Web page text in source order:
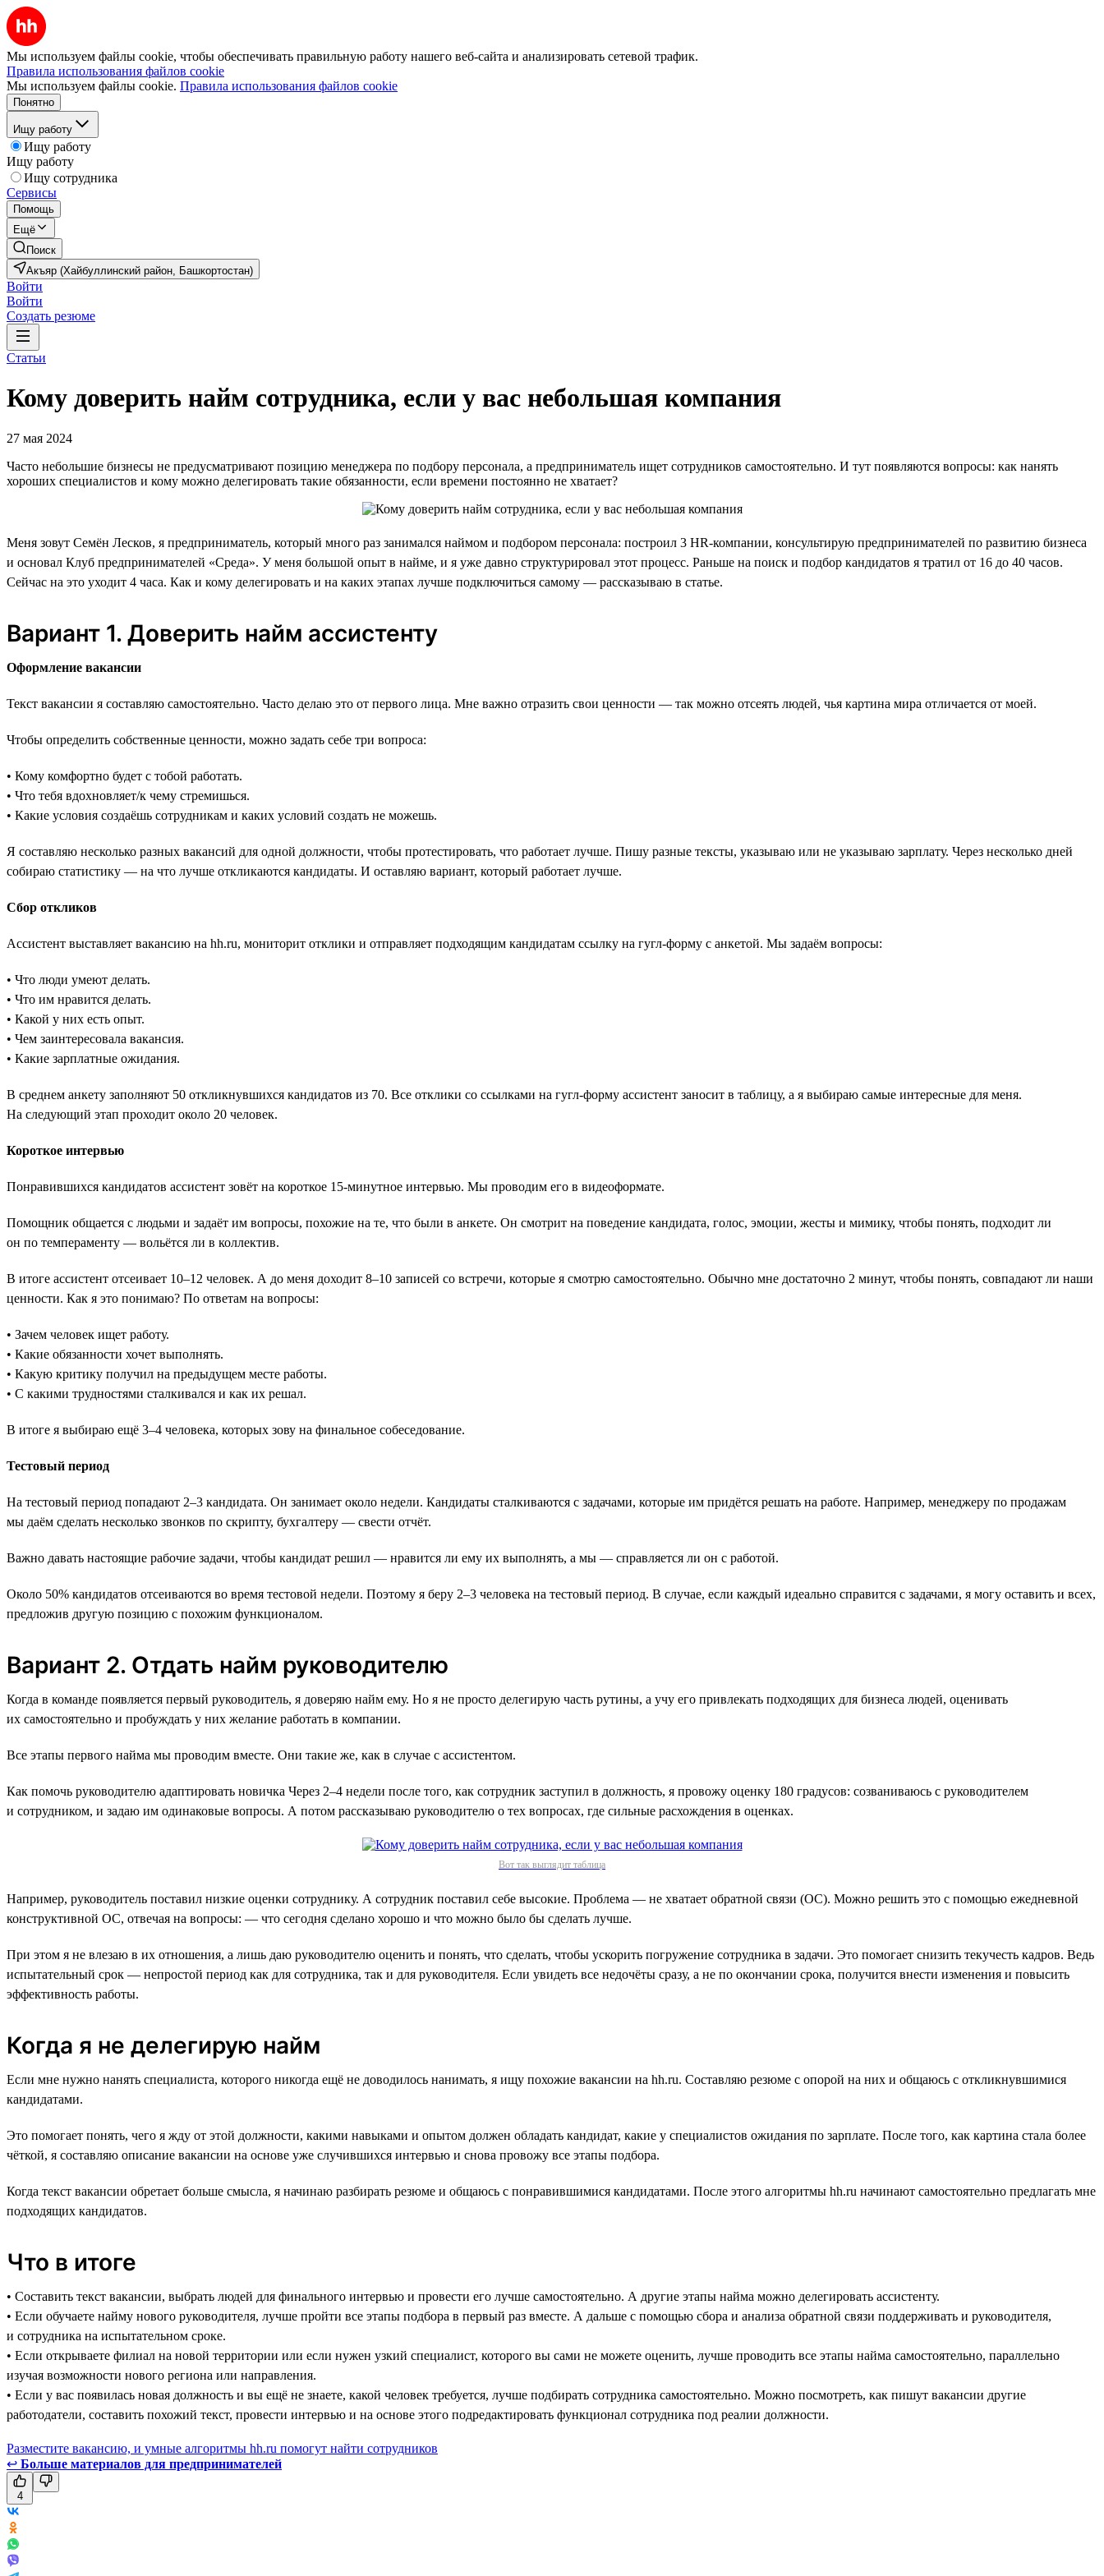
Мы используем файлы cookie, чтобы обеспечивать правильную работу нашего веб-сайта и анализировать сетевой трафик.
Правила использования файлов cookie
Мы используем файлы cookie. Правила использования файлов cookie
Понятно
Ищу работу
Ищу работу
Ищу работу
Ищу сотрудника
Сервисы
Помощь
Ещё
Поиск
Акъяр (Хайбуллинский район, Башкортостан)
Войти
Войти
Создать резюме
Статьи
Кому доверить найм сотрудника, если у вас небольшая компания
27 мая 2024
Часто небольшие бизнесы не предусматривают позицию менеджера по подбору персонала, а предприниматель ищет сотрудников самостоятельно. И тут появляются вопросы: как нанять
хороших специалистов и кому можно делегировать такие обязанности, если времени постоянно не хватает?
Меня зовут Семён Лесков, я предприниматель, который много раз занимался наймом и подбором персонала: построил 3 HR-компании, консультирую предпринимателей по развитию бизнеса
и основал Клуб предпринимателей «Среда». У меня большой опыт в найме, и я уже давно структурировал этот процесс. Раньше на поиск и подбор кандидатов я тратил от 16 до 40 часов.
Сейчас на это уходит 4 часа. Как и кому делегировать и на каких этапах лучше подключиться самому — рассказываю в статье.
Вариант 1. Доверить найм ассистенту
Оформление вакансии
Текст вакансии я составляю самостоятельно. Часто делаю это от первого лица. Мне важно отразить свои ценности — так можно отсеять людей, чья картина мира отличается от моей.
Чтобы определить собственные ценности, можно задать себе три вопроса:
• Кому комфортно будет с тобой работать.
• Что тебя вдохновляет/к чему стремишься.
• Какие условия создаёшь сотрудникам и каких условий создать не можешь.
Я составляю несколько разных вакансий для одной должности, чтобы протестировать, что работает лучше. Пишу разные тексты, указываю или не указываю зарплату. Через несколько дней
собираю статистику — на что лучше откликаются кандидаты. И оставляю вариант, который работает лучше.
Сбор откликов
Ассистент выставляет вакансию на hh.ru, мониторит отклики и отправляет подходящим кандидатам ссылку на гугл-форму с анкетой. Мы задаём вопросы:
• Что люди умеют делать.
• Что им нравится делать.
• Какой у них есть опыт.
• Чем заинтересовала вакансия.
• Какие зарплатные ожидания.
В среднем анкету заполняют 50 откликнувшихся кандидатов из 70. Все отклики со ссылками на гугл-форму ассистент заносит в таблицу, а я выбираю самые интересные для меня.
На следующий этап проходит около 20 человек.
Короткое интервью
Понравившихся кандидатов ассистент зовёт на короткое 15-минутное интервью. Мы проводим его в видеоформате.
Помощник общается с людьми и задаёт им вопросы, похожие на те, что были в анкете. Он смотрит на поведение кандидата, голос, эмоции, жесты и мимику, чтобы понять, подходит ли
он по темпераменту — вольётся ли в коллектив.
В итоге ассистент отсеивает 10–12 человек. А до меня доходит 8–10 записей со встречи, которые я смотрю самостоятельно. Обычно мне достаточно 2 минут, чтобы понять, совпадают ли наши
ценности. Как я это понимаю? По ответам на вопросы:
• Зачем человек ищет работу.
• Какие обязанности хочет выполнять.
• Какую критику получил на предыдущем месте работы.
• С какими трудностями сталкивался и как их решал.
В итоге я выбираю ещё 3–4 человека, которых зову на финальное собеседование.
Тестовый период
На тестовый период попадают 2–3 кандидата. Он занимает около недели. Кандидаты сталкиваются с задачами, которые им придётся решать на работе. Например, менеджеру по продажам
мы даём сделать несколько звонков по скрипту, бухгалтеру — свести отчёт.
Важно давать настоящие рабочие задачи, чтобы кандидат решил — нравится ли ему их выполнять, а мы — справляется ли он с работой.
Около 50% кандидатов отсеиваются во время тестовой недели. Поэтому я беру 2–3 человека на тестовый период. В случае, если каждый идеально справится с задачами, я могу оставить и всех,
предложив другую позицию с похожим функционалом.
Вариант 2. Отдать найм руководителю
Когда в команде появляется первый руководитель, я доверяю найм ему. Но я не просто делегирую часть рутины, а учу его привлекать подходящих для бизнеса людей, оценивать
их самостоятельно и пробуждать у них желание работать в компании.
Все этапы первого найма мы проводим вместе. Они такие же, как в случае с ассистентом.
Как помочь руководителю адаптировать новичка Через 2–4 недели после того, как сотрудник заступил в должность, я провожу оценку 180 градусов: созваниваюсь с руководителем
и сотрудником, и задаю им одинаковые вопросы. А потом рассказываю руководителю о тех вопросах, где сильные расхождения в оценках.
Вот так выглядит таблица
Например, руководитель поставил низкие оценки сотруднику. А сотрудник поставил себе высокие. Проблема — не хватает обратной связи (ОС). Можно решить это с помощью ежедневной
конструктивной ОС, отвечая на вопросы: — что сегодня сделано хорошо и что можно было бы сделать лучше.
При этом я не влезаю в их отношения, а лишь даю руководителю оценить и понять, что сделать, чтобы ускорить погружение сотрудника в задачи. Это помогает снизить текучесть кадров. Ведь
испытательный срок — непростой период как для сотрудника, так и для руководителя. Если увидеть все недочёты сразу, а не по окончании срока, получится внести изменения и повысить
эффективность работы.
Когда я не делегирую найм
Если мне нужно нанять специалиста, которого никогда ещё не доводилось нанимать, я ищу похожие вакансии на hh.ru. Составляю резюме с опорой на них и общаюсь с откликнувшимися
кандидатами.
Это помогает понять, чего я жду от этой должности, какими навыками и опытом должен обладать кандидат, какие у специалистов ожидания по зарплате. После того, как картина стала более
чёткой, я составляю описание вакансии на основе уже случившихся интервью и снова провожу все этапы подбора.
Когда текст вакансии обретает больше смысла, я начинаю разбирать резюме и общаюсь с понравившимися кандидатами. После этого алгоритмы hh.ru начинают самостоятельно предлагать мне
подходящих кандидатов.
Что в итоге
• Составить текст вакансии, выбрать людей для финального интервью и провести его лучше самостоятельно. А другие этапы найма можно делегировать ассистенту.
• Если обучаете найму нового руководителя, лучше пройти все этапы подбора в первый раз вместе. А дальше с помощью сбора и анализа обратной связи поддерживать и руководителя,
и сотрудника на испытательном сроке.
• Если открываете филиал на новой территории или если нужен узкий специалист, которого вы сами не можете оценить, лучше проводить все этапы найма самостоятельно, параллельно
изучая возможности нового региона или направления.
• Если у вас появилась новая должность и вы ещё не знаете, какой человек требуется, лучше подбирать сотрудника самостоятельно. Можно посмотреть, как пишут вакансии другие
работодатели, составить похожий текст, провести интервью и на основе этого подредактировать функционал сотрудника под реалии должности.
Разместите вакансию, и умные алгоритмы hh.ru помогут найти сотрудников
↩ Больше материалов для предпринимателей
4